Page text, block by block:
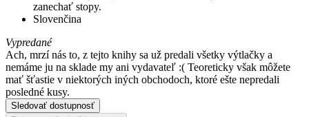
zanechať stopy.
Slovenčina
Vypredané
Ach, mrzí nás to, z tejto knihy sa už predali všetky výtlačky a
nemáme ju na sklade my ani vydavateľ :( Teoreticky však môžete
mať šťastie v niektorých iných obchodoch, ktoré ešte nepredali
posledné kusy.
Sledovať dostupnosť